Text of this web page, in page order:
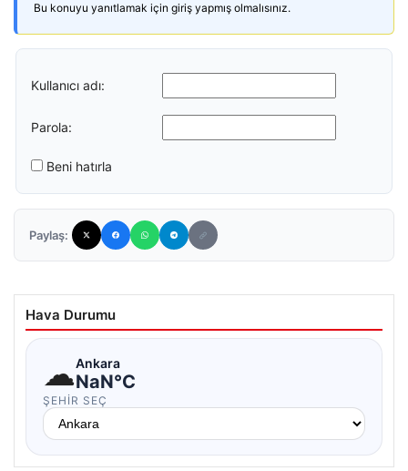
Bu konuyu yanıtlamak için giriş yapmış olmalısınız.
Kullanıcı adı:
Parola:
Beni hatırla
Paylaş:
Hava Durumu
☁Ankara
NaN°C
ŞEHIR SEÇ